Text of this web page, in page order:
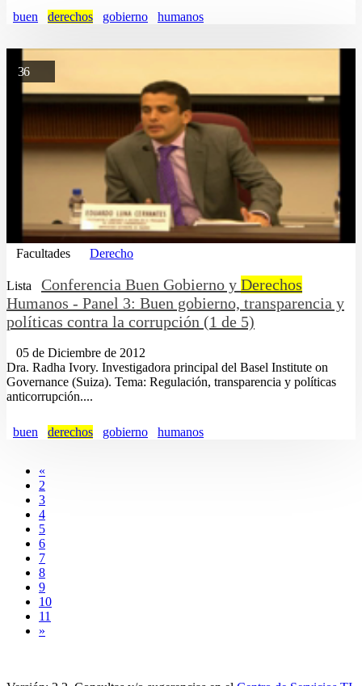
buen derechos gobierno humanos
36
Facultades Derecho
Lista Conferencia Buen Gobierno y Derechos
Humanos - Panel 3: Buen gobierno, transparencia y
políticas contra la corrupción (1 de 5)
05 de Diciembre de 2012
Dra. Radha Ivory. Investigadora principal del Basel Institute on
Governance (Suiza). Tema: Regulación, transparencia y políticas
anticorrupción....
buen derechos gobierno humanos
«
2
3
4
5
6
7
8
9
10
11
»